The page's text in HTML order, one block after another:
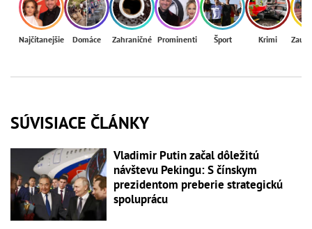
Najčítanejšie Domáce Zahraničné Prominenti Šport Krimi
SÚVISIACE ČLÁNKY
Vladimir Putin začal dôležitú
návštevu Pekingu: S čínskym
prezidentom preberie strategickú
spoluprácu